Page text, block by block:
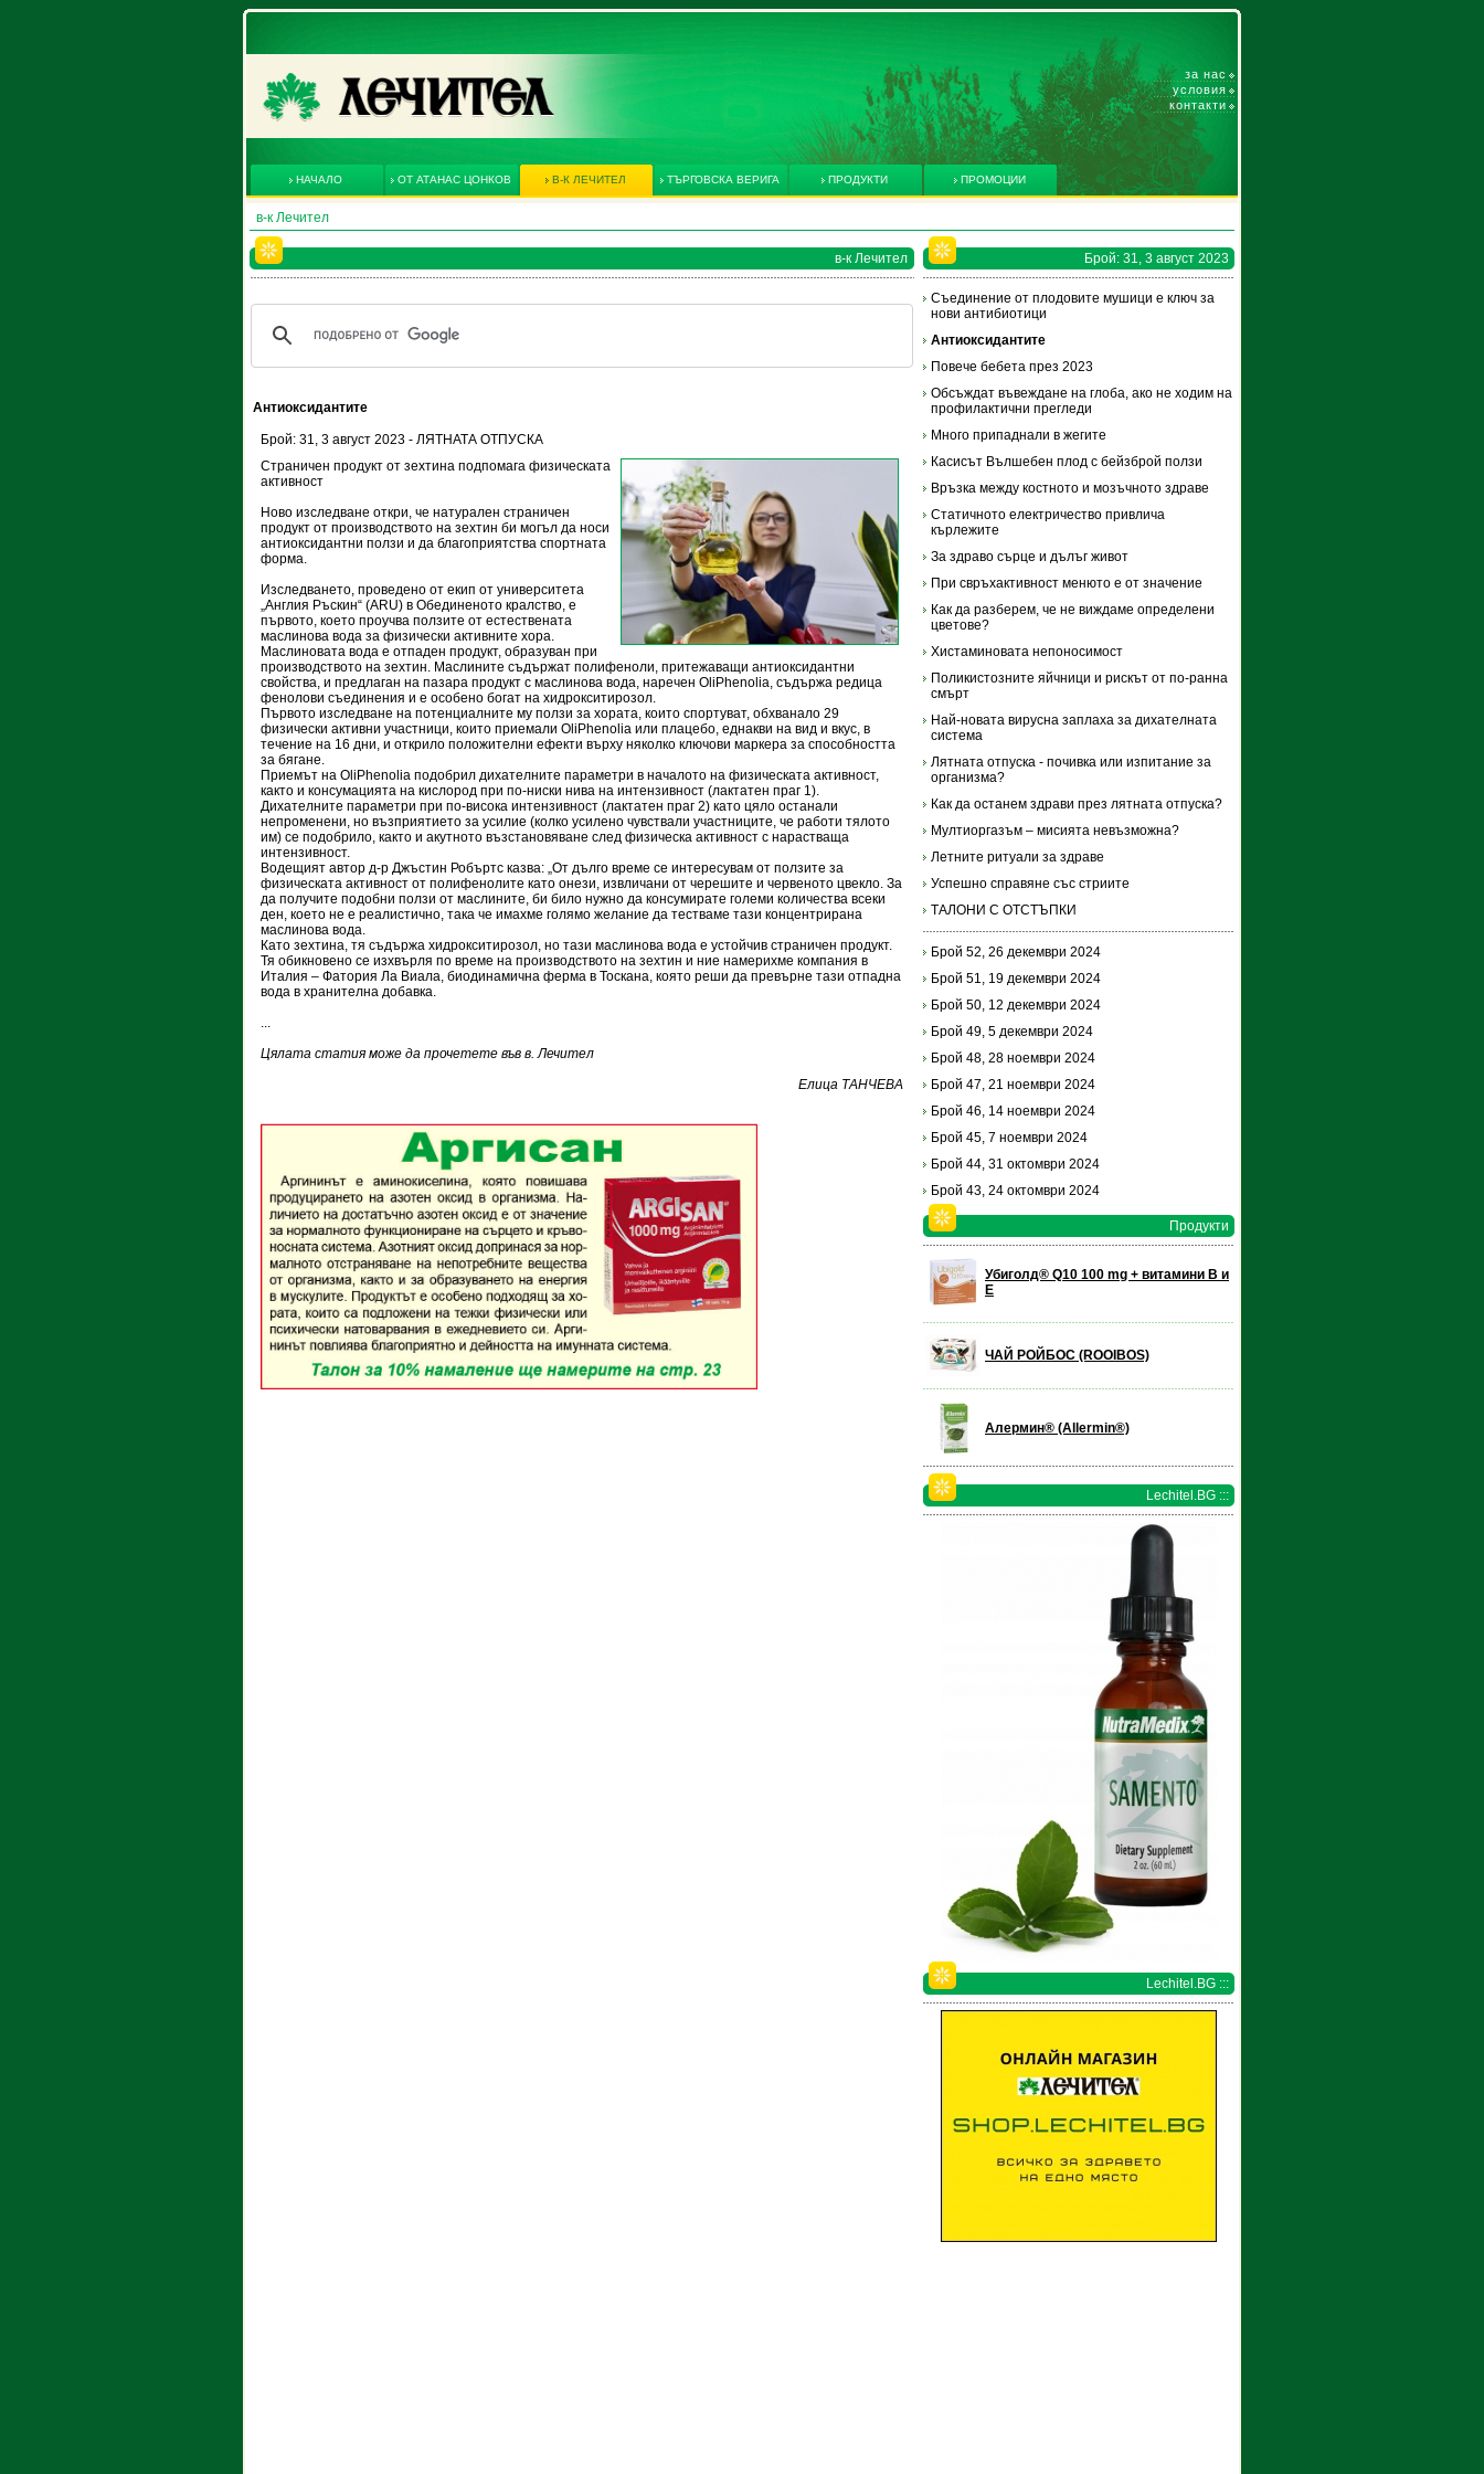
за нас
условия
контакти
НАЧАЛО ОТ АТАНАС ЦОНКОВ В-К ЛЕЧИТЕЛ ТЪРГОВСКА ВЕРИГА ПРОДУКТИ ПРОМОЦИИ
в-к Лечител
в-к Лечител
Антиоксидантите
Брой: 31, 3 август 2023 - ЛЯТНАТА ОТПУСКА
Страничен продукт от зехтина подпомага физическата
активност
Ново изследване откри, че натурален страничен
продукт от производството на зехтин би могъл да носи
антиоксидантни ползи и да благоприятства спортната
форма.
Изследването, проведено от екип от университета
„Англия Ръскин“ (ARU) в Обединеното кралство, е
първото, което проучва ползите от естествената
маслинова вода за физически активните хора.
Маслиновата вода е отпаден продукт, образуван при
производството на зехтин. Маслините съдържат полифеноли, притежаващи антиоксидантни
свойства, и предлаган на пазара продукт с маслинова вода, наречен OliPhenolia, съдържа редица
фенолови съединения и е особено богат на хидрокситирозол.
Първото изследване на потенциалните му ползи за хората, които спортуват, обхванало 29
физически активни участници, които приемали OliPhenolia или плацебо, еднакви на вид и вкус, в
течение на 16 дни, и открило положителни ефекти върху няколко ключови маркера за способността
за бягане.
Приемът на OliPhenolia подобрил дихателните параметри в началото на физическата активност,
както и консумацията на кислород при по-ниски нива на интензивност (лактатен праг 1).
Дихателните параметри при по-висока интензивност (лактатен праг 2) като цяло останали
непроменени, но възприятието за усилие (колко усилено чувствали участниците, че работи тялото
им) се подобрило, както и акутното възстановяване след физическа активност с нарастваща
интензивност.
Водещият автор д-р Джъстин Робъртс казва: „От дълго време се интересувам от ползите за
физическата активност от полифенолите като онези, извличани от черешите и червеното цвекло. За
да получите подобни ползи от маслините, би било нужно да консумирате големи количества всеки
ден, което не е реалистично, така че имахме голямо желание да тестваме тази концентрирана
маслинова вода.
Като зехтина, тя съдържа хидрокситирозол, но тази маслинова вода е устойчив страничен продукт.
Тя обикновено се изхвърля по време на производството на зехтин и ние намерихме компания в
Италия – Фатория Ла Виала, биодинамична ферма в Тоскана, която реши да превърне тази отпадна
вода в хранителна добавка.
...
Цялата статия може да прочетете във в. Лечител
Елица ТАНЧЕВА
Брой: 31, 3 август 2023
Съединение от плодовите мушици е ключ за
нови антибиотици
Антиоксидантите
Повече бебета през 2023
Обсъждат въвеждане на глоба, ако не ходим на
профилактични прегледи
Много припаднали в жегите
Касисът Вълшебен плод с бейзброй ползи
Връзка между костното и мозъчното здраве
Статичното електричество привлича
кърлежите
За здраво сърце и дълъг живот
При свръхактивност менюто е от значение
Как да разберем, че не виждаме определени
цветове?
Хистаминовата непоносимост
Поликистозните яйчници и рискът от по-ранна
смърт
Най-новата вирусна заплаха за дихателната
система
Лятната отпуска - почивка или изпитание за
организма?
Как да останем здрави през лятната отпуска?
Мултиоргазъм – мисията невъзможна?
Летните ритуали за здраве
Успешно справяне със стриите
ТАЛОНИ С ОТСТЪПКИ
Брой 52, 26 декември 2024
Брой 51, 19 декември 2024
Брой 50, 12 декември 2024
Брой 49, 5 декември 2024
Брой 48, 28 ноември 2024
Брой 47, 21 ноември 2024
Брой 46, 14 ноември 2024
Брой 45, 7 ноември 2024
Брой 44, 31 октомври 2024
Брой 43, 24 октомври 2024
Продукти
Убиголд® Q10 100 mg + витамини В и
Е
ЧАЙ РОЙБОС (ROOIBOS)
Алермин® (Allermin®)
Lechitel.BG :::
Lechitel.BG :::